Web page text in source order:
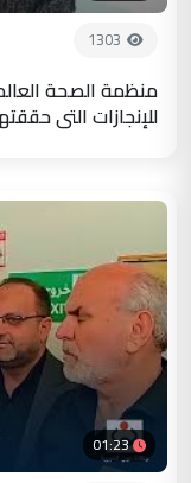
1303
منظمة الصحة
للإنجازات التي
01:23